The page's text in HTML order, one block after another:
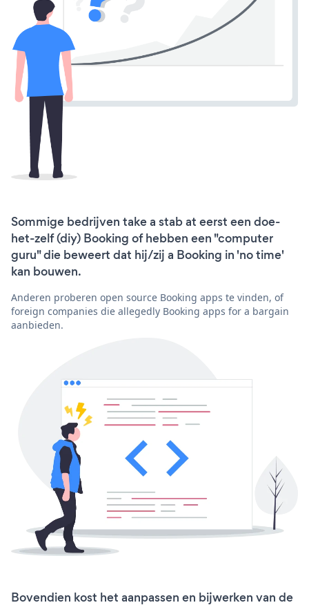
Sommige bedrijven take a stab at eerst een doe-
het-zelf (diy) Booking of hebben een "computer
guru" die beweert dat hij/zij a Booking in 'no time'
kan bouwen.
Anderen proberen open source Booking apps te vinden, of
foreign companies die allegedly Booking apps for a bargain
aanbieden.
Bovendien kost het aanpassen en bijwerken van de